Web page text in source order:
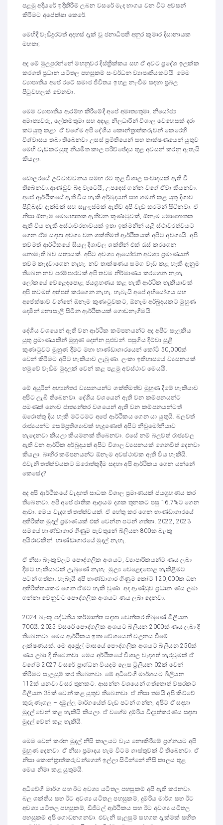
පළමු අදියරේ ඉදිකිරීම් ලබන වසරේ මැද භාගය වන විට අවසන්
කිරීමට අපේක්ෂා කෙරේ.
මෙහිදී වැඩිදුරටත් අදහස් දැක් වූ ජනාධිපති අනුර කුමාර දිසානායක
මහතා;
අද මේ මුලපුරන්නේ මහනුවර දිස්ත්‍රික්කය සහ ඒ අවට ප්‍රදේශ ඉලක්ක
කරගත් ප්‍රධාන යටිතල පහසුකම් සංවර්ධන ව්‍යාපෘතියකටයි. මෙම
ව්‍යාපෘතිය අපේ රටේ සමාජ ජීවිතය ඉහළ නැංවීම සඳහා ප්‍රබල
පිටුවහලක් වෙනවා.
මෙම ව්‍යාපෘතිය ආරම්භ කිරීමේදී අපේ අමාත්‍යතුමා, නියෝජ්‍ය
අමාත්‍යවරු, ලේකම්තුමා සහ අදාළ නිලධාරීන් විශාල වෙහෙසක් දරා
කටයුතු කළා. ඒ වගේම අපි දේශීය කොන්ත්‍රාත්කරුවන් කෙරෙහි
විශ්වාසය තබා තිබෙනවා උසස් ප්‍රමිතියෙන් සහ තාක්ෂණයෙන් යුතුව
මෙහි වැඩකටයුතු නියමිත කාල පරිච්ඡේදය තුළ අවසන් කරනු ඇතැයි
කියලා.
ඩොලරයේ උච්චාවචනය සමඟ රට තුළ විශාල සංවාදයක් ඇති වී
තිබෙනවා.ආණ්ඩුව බිඳ වැටෙයි, උපදෙස් ගන්න වගේ ඒවා කියනවා.
අපේ ආර්ථිකයේ ඇති විය හැකි අර්බුදයන් සහ ගමන් කළ යුතු දිශාව
පිළිබඳව දැක්මක් සහ සැලැස්මක් ඇතිව අපි වැඩ කරමින් සිටිනවා. ඒ
නිසා ඕනෑම මොහොතක ඇතිවන කුණාටුවක්, ඕනෑම මොහොතක
ඇති විය හැකි අස්ථාවරභාවයක් ඉතා ඉක්මනින් යළි ස්ථාවරත්වයට
ගෙන ඒම සඳහා අවශ්‍ය වන ශක්තිමත් ආර්ථිකයක් අපිට අවශ්‍යයි. අපි
තවමත් ආර්ථිකයේ සියලු දිශාවල ශක්තින් එක් රැස් කරගෙන
නොමැති බව සත්‍යයක්. අපිට අවශ්‍ය ආයෝජන අවශ්‍ය ප්‍රමාණයන්
තවම කැඳවාගෙන නැහැ. නව තාක්ෂණය සමග වැඩ කළ හැකි දැනුම
තිබෙන නව පරම්පාරවක් අපි තවම නිර්මාණය කරගෙන නැහැ.
ලෝකයේ වෙළෙඳපොළ ජයග්‍රහණය කළ හැකි ආර්ථික හැකියාවක්
අපි තවමත් අත්පත් කරගෙන නැහැ. හැබැයි අපේ අභියෝගය සහ
අපේක්ෂාව වන්නේ ඕනෑම කුණාටුවකට, ඕනෑම අර්බුදයකට මුහුණ
දෙමින් නොසැලී සිටින ආර්ථිකයක් ගොඩනැගීමයි.
දේශීය වශයෙන් ඇති වන ආර්ථික කම්පනයන්ට අද අපිට සැලකිය
යුතු ප්‍රමාණයකින් මුහුණ දෙන්න පුළුවන්. පසුගිය දිට්වා සුළි
කුණාටුවට මුහුණ දීමට මහා භාණ්ඩාගාරයෙන් කෝටි 50,000ක්
වෙන් කිරීමට අපිට හැකියාව ලැබුණා. ලංකා ඉතිහාසයේ ව්‍යසනයක්
හමුවේ වැඩිම මුදලක් වෙන් කළ පළමු අවස්ථාව මෙයයි.
මේ අයුරින් අභ්‍යන්තර ව්‍යසනයන්ට ශක්තිමත්ව මුහුණ දීමේ හැකියාව
අපිට ලැබී තිබෙනවා. දේශීය වශයෙන් ඇති වන කම්පනයන්ට
පමණක් නොව ජාත්‍යන්තර වශයෙන් ඇති වන කම්පනයන්ටත්
ඔරොත්තු දිය හැකි මට්ටමට අපේ ආර්ථිකය ගෙන යා යුතුයි. බලවත්
රාජ්‍යයන්ට සෙම්ප්‍රතිශ්‍යාවක් හැදු‍ණොත් අපිට නිවුමෝනියාව
හැදෙනවා කියලා කියමනක් තිබෙනවා. එසේ නම් බලවත් රාජ්‍යවල
ඇති වන ආර්ථික අර්බුදයක් අපිට විශාල ව්‍යසනයක් ගෙනවිත් දෙනවා
කියලා. බාහිර කම්පනයන්ට ඕනෑම අවස්ථාවක ඇති විය හැකියි.
එවැනි තත්ත්වයකට ඔරොත්තුදීම සඳහා අපි ආර්ථිකය ගෙන යන්නේ
කෙසේද?
අද අපි ආර්ථිකයේ වැදගත් සාධක විශාල ප්‍රමාණයක් ජයග්‍රහණය කර
තිබෙනවා. අපි අපේ ජාතික ආදායම දශක තුනකට පසු 16.7%ට ගෙන
ආවා. මෙය වැදගත් තත්ත්වයක්. ඒ හේතු කර ගෙන භාණ්ඩාගාරයේ
අතිරික්ත මුදල් ප්‍රමාණයක් එක් වෙන්න පටන් ගත්තා. 2022, 2023
සමයේ භාණ්ඩාගාර ගිණුම පැවතුනේ බිලියන 800ක බැංකු
අයිරාවකින්. භාණ්ඩාගාරයේ මුදල් නැහැ.
ඒ නිසා බැංකුවලට පෞද්ගලික අංශයට, ව්‍යාපාරිකයන්ට ණය ලබා
දීමට හැකියාවක් ලැබුණේ නැහැ. මුල්‍ය වෙළෙඳපොළ හැකිළීමට
පටන් ගත්තා. හැබැයි අපි භාණ්ඩාගාර ගිණුම කෝටි 120,000ක ධන
අතිරික්තයකට ගෙන ඒමට හැකි වුණා. අද ආණ්ඩුව ප්‍රධාන ණය ලබා
ගන්නා වෙනුවට පෞද්ගලික අංශයට ණය ලබා දෙනවා.
2024 බැංකු පද්ධතිය කර්මාන්ත සඳහා වෙන්කර තිබුණේ බිලියන
700යි. 2025 වසරේ පෞද්ගලික අංශයට බිලියන 2000ක් ණය ලබා දී
තිබෙනවා. මෙය ආර්ථිකය ඉතා වේගයෙන් චලනය වීමේ
ලක්ෂණයක්. මේ අප්‍රේල් මාසයේ පෞද්ගලික අංශයට බිලියන 250ක්
ණය ලබා දී තිබෙනවා. මෙය අර්ථිකයේ විශාල වැදගත් හැරවුමක්.ඒ
වගේම 2027 වසරේ ප්‍රාග්ධන වියදම් ලෙස ට්‍රිලියන 02ක් වෙන්
කිරීමට සැලසුම් කර තිබෙනවා. මේ අධිවේගී මාර්ගයට බිලියන
112ක් යනවා වසර තුනකට. ආසන්න වශයෙන් ගත්තොත් වසරකට
බිලියන 35ක් වෙන් කළ යුතුව තිබෙනවා. ඒ නිසා තමයි අපි කිව්වේ
කුරුණෑගල – දඹුල්ල මාර්ගයේත් වැඩ පටන් ගන්න, අපිට ඒ සඳහා
මුදල් වෙන් කළ හැකියි කියලා. ඒ වගේම දුම්රිය විද්‍යුත්කරණය සඳහා
මුදල් වෙන් කළ හැකියි.
මෙම වෙන් කරන මුදල් නිසි කාලයට වැය නොකිරීමේ ප්‍රශ්නයට අපි
මුහුණ දෙනවා. ඒ නිසා ප්‍රමාදය හැම විටම ගාස්තුවක් වී තිබෙනවා. ඒ
නිසා කොන්ත්‍රාත්කරුවන්ගෙන් ඉල්ලා සිටින්නේ නිසි කාලය තුළ
මෙය නිමා කළ යුතුමයි.
අධිවේගී මාර්ග සහ ඊට අවශ්‍ය යටිතල පහසුකම් අපි ඇති කරනවා.
බල ශක්තිය සහ ඊට අවශ්‍ය යටිතල පහසුකම්, දුම්රිය මාර්ග සහ ඊට
අවශ්‍ය යටිතල පහසුකම්, ඩිජිටල් ආර්ථිකය සහ ඊට අවශ්‍ය යටිතල
පහසුකම් අපි ගොඩනගනවා. එවැනි සැලසුම් සහගත දැක්මක් සහිත